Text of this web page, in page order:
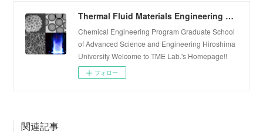
Thermal Fluid Materials Engineering Laboratory
Chemical Engineering Program Graduate School
of Advanced Science and Engineering Hiroshima
University Welcome to TME Lab.'s Homepage!!
フォロー
関連記事